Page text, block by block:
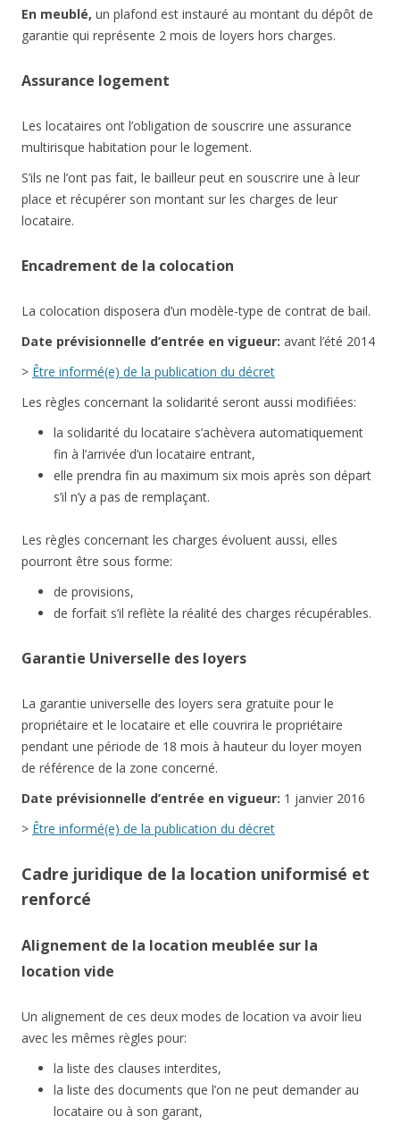
En meublé, un plafond est instauré au montant du dépôt de
garantie qui représente 2 mois de loyers hors charges.
Assurance logement
Les locataires ont l’obligation de souscrire une assurance
multirisque habitation pour le logement.
S’ils ne l’ont pas fait, le bailleur peut en souscrire une à leur
place et récupérer son montant sur les charges de leur
locataire.
Encadrement de la colocation
La colocation disposera d’un modèle-type de contrat de bail.
Date prévisionnelle d’entrée en vigueur: avant l’été 2014
> Être informé(e) de la publication du décret
Les règles concernant la solidarité seront aussi modifiées:
la solidarité du locataire s’achèvera automatiquement
fin à l’arrivée d’un locataire entrant,
elle prendra fin au maximum six mois après son départ
s’il n’y a pas de remplaçant.
Les règles concernant les charges évoluent aussi, elles
pourront être sous forme:
de provisions,
de forfait s’il reflète la réalité des charges récupérables.
Garantie Universelle des loyers
La garantie universelle des loyers sera gratuite pour le
propriétaire et le locataire et elle couvrira le propriétaire
pendant une période de 18 mois à hauteur du loyer moyen
de référence de la zone concerné.
Date prévisionnelle d’entrée en vigueur: 1 janvier 2016
> Être informé(e) de la publication du décret
Cadre juridique de la location uniformisé et
renforcé
Alignement de la location meublée sur la
location vide
Un alignement de ces deux modes de location va avoir lieu
avec les mêmes règles pour:
la liste des clauses interdites,
la liste des documents que l’on ne peut demander au
locataire ou à son garant,